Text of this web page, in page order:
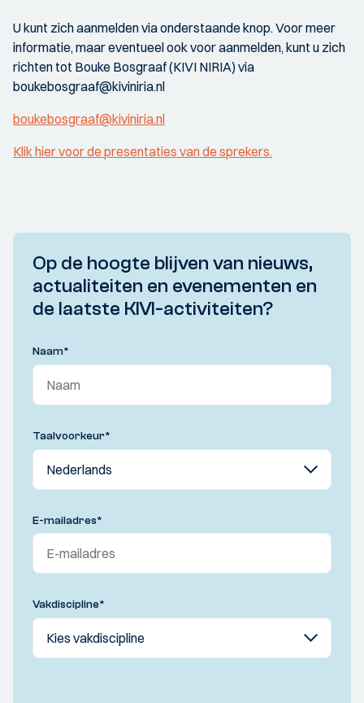
U kunt zich aanmelden via onderstaande knop. Voor meer
informatie, maar eventueel ook voor aanmelden, kunt u zich
richten tot Bouke Bosgraaf (KIVI NIRIA) via
boukebosgraaf@kiviniria.nl
boukebosgraaf@kiviniria.nl
Klik hier voor de presentaties van de sprekers.
Op de hoogte blijven van nieuws,
actualiteiten en evenementen en
de laatste KIVI-activiteiten?
Naam*
Taalvoorkeur*
E-mailadres*
Vakdiscipline*